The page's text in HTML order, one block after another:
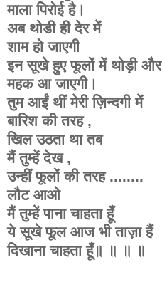
माला पिरोई है।
अब थोडी ही देर में
शाम हो जाएगी
इन सूखे हुए फूलों में थोड़ी और
महक आ जाएगी।
तुम आईं थीं मेरी ज़िन्दगी में
बारिश की तरह ,
खिल उठता था तब
मैं तुम्हें देख ,
उन्हीं फूलों की तरह ........
लौट आओ
मैं तुम्हें पाना चाहता हूँ
ये सूखे फूल आज भी ताज़ा हैं
दिखाना चाहता हूँ॥ ॥ ॥ ॥